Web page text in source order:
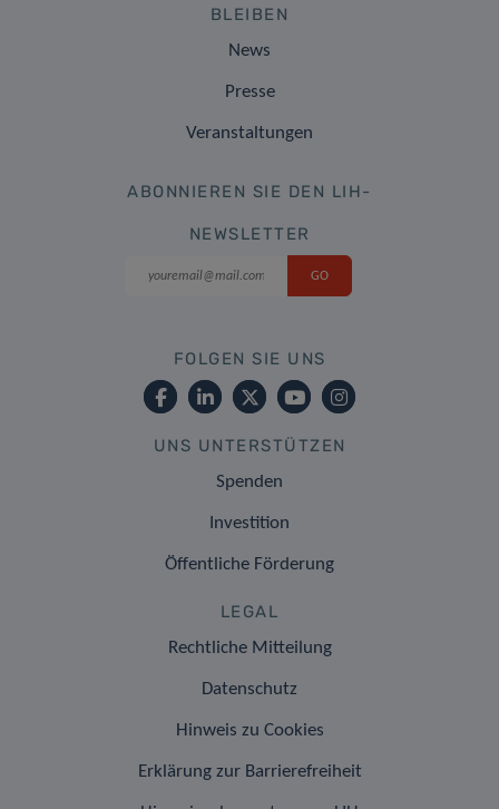
BLEIBEN
News
Presse
Veranstaltungen
ABONNIEREN SIE DEN LIH-
NEWSLETTER
FOLGEN SIE UNS
UNS UNTERSTÜTZEN
Spenden
Investition
Öffentliche Förderung
LEGAL
Rechtliche Mitteilung
Datenschutz
Hinweis zu Cookies
Erklärung zur Barrierefreiheit